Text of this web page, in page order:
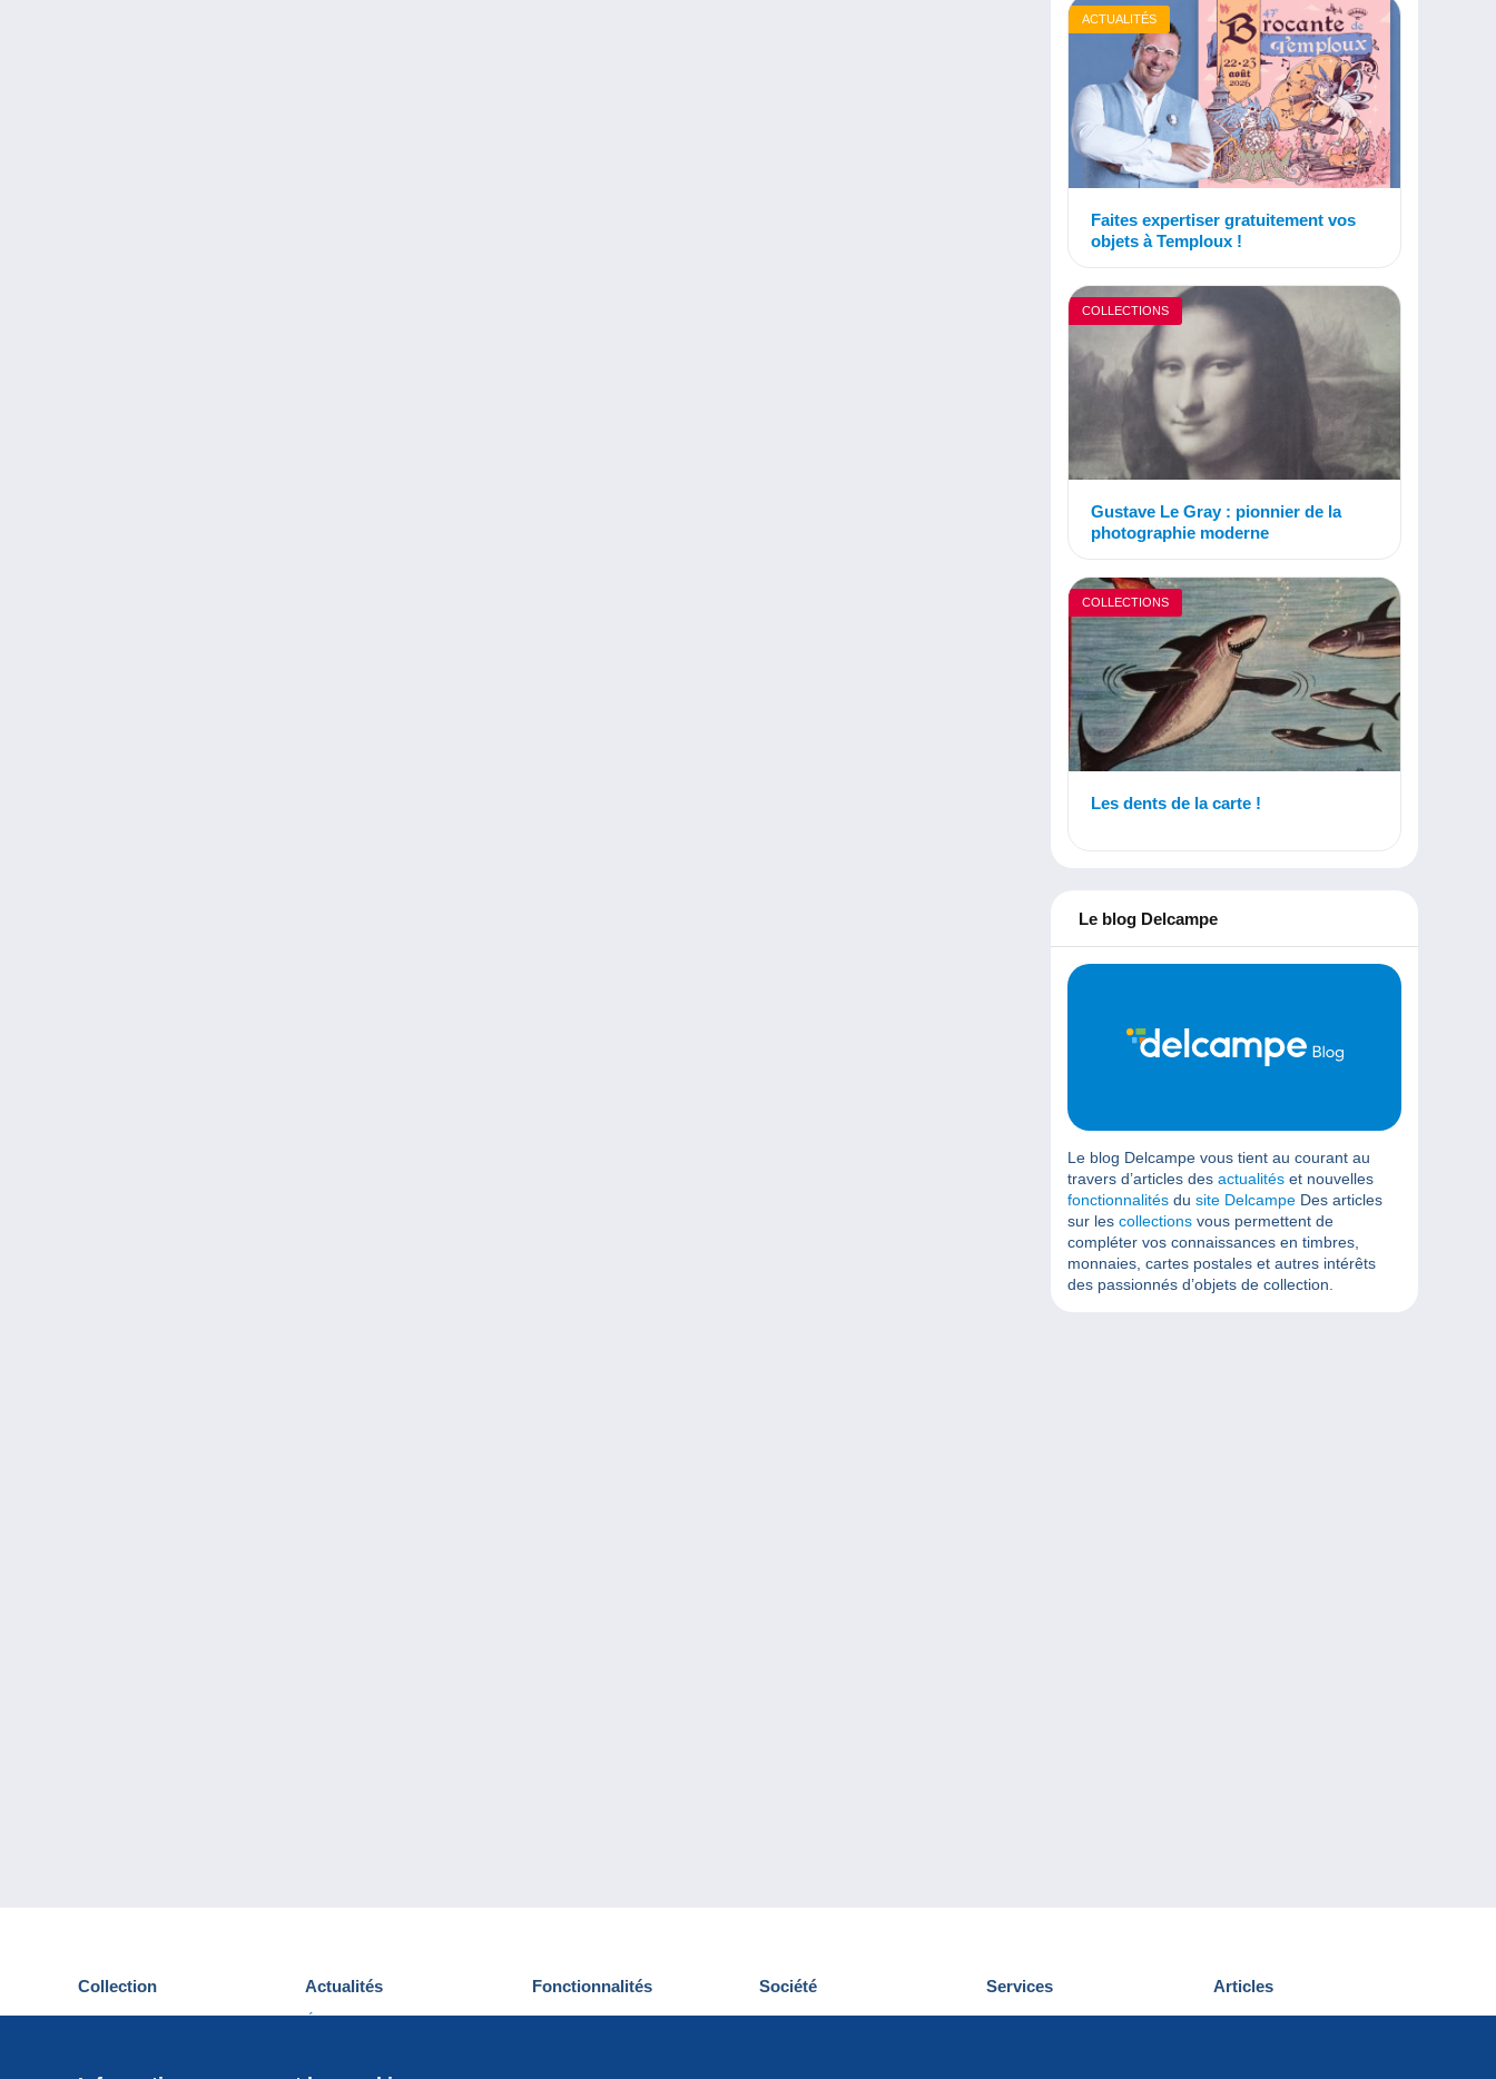
ACTUALITÉS
Faites expertiser gratuitement vos
objets à Temploux !
COLLECTIONS
Gustave Le Gray : pionnier de la
photographie moderne
COLLECTIONS
Les dents de la carte !
Le blog Delcampe
Le blog Delcampe vous tient au courant au
travers d’articles des actualités et nouvelles
fonctionnalités du site Delcampe Des articles
sur les collections vous permettent de
compléter vos connaissances en timbres,
monnaies, cartes postales et autres intérêts
des passionnés d’objets de collection.
Collection
Cartes postales
Actualités
Événements Delcampe
Fonctionnalités
Nouveautés
Société
Qui sommes-nous
Services
Découvrir Delcampe
Articles